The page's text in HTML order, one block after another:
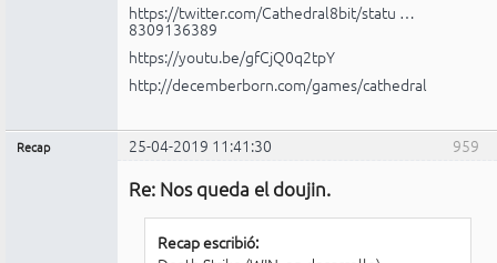
https://twitter.com/Cathedral8bit/statu …
8309136389
https://youtu.be/gfCjQ0q2tpY
http://decemberborn.com/games/cathedral
959
Recap 25-04-2019 11:41:30
Re: Nos queda el doujin.
Recap escribió: